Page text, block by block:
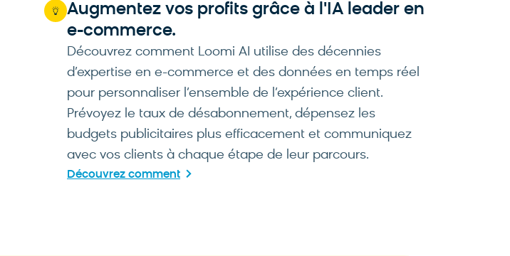
Augmentez vos profits grâce à l'IA leader en
e-commerce.
Découvrez comment Loomi AI utilise des décennies
d’expertise en e-commerce et des données en temps réel
pour personnaliser l’ensemble de l’expérience client.
Prévoyez le taux de désabonnement, dépensez les
budgets publicitaires plus efficacement et communiquez
avec vos clients à chaque étape de leur parcours.
Découvrez comment